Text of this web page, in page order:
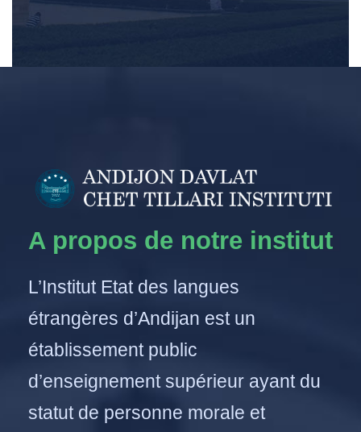
A propos de notre institut
L’Institut Etat des langues
étrangères d’Andijan est un
établissement public
d’enseignement supérieur ayant du
statut de personne morale et